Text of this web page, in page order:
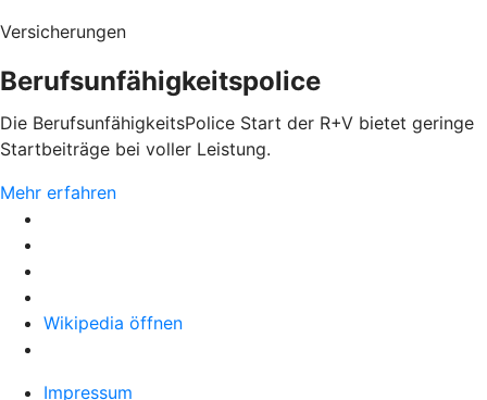
Versicherungen
Berufsunfähigkeitspolice
Die BerufsunfähigkeitsPolice Start der R+V bietet geringe
Startbeiträge bei voller Leistung.
Mehr erfahren
Wikipedia öffnen
Impressum